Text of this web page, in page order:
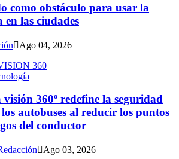
como obstáculo para usar la
en las ciudades
Ago 04, 2026
visión 360º redefine la seguridad
los autobuses al reducir los puntos
del conductor
Ago 03, 2026